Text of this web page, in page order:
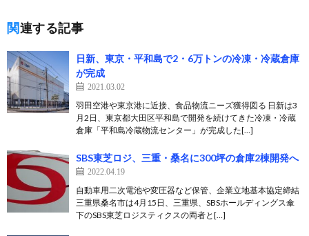
関連する記事
日新、東京・平和島で2・6万トンの冷凍・冷蔵倉庫
が完成
2021.03.02
羽田空港や東京港に近接、食品物流ニーズ獲得図る 日新は3
月2日、東京都大田区平和島で開発を続けてきた冷凍・冷蔵
倉庫「平和島冷蔵物流センター」が完成した[…]
SBS東芝ロジ、三重・桑名に300坪の倉庫2棟開発へ
2022.04.19
自動車用二次電池や変圧器など保管、企業立地基本協定締結
三重県桑名市は4月15日、三重県、SBSホールディングス傘
下のSBS東芝ロジスティクスの両者と[…]